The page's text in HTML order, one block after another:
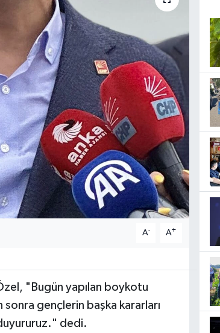
A- A+
"Bugün yapılan boykotu
gençlerin başka kararları
dedi.